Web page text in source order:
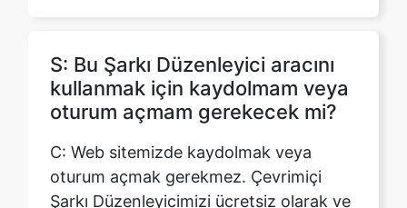
C: Web sitemizde kaydolmak veya
oturum açmak gerekmez. Çevrimiçi
Şarkı Düzenleyicimizi ücretsiz olarak ve
kaydolmak için herhangi bir istem
olmadan kullanabilirsiniz..